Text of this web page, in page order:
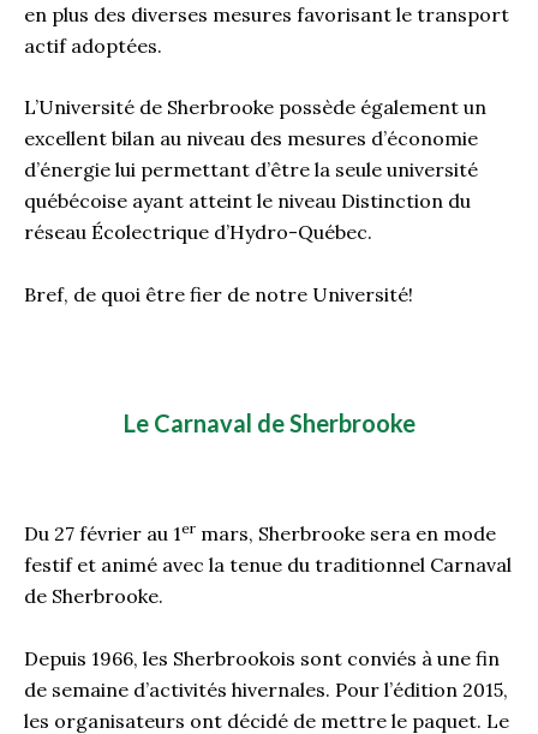
en plus des diverses mesures favorisant le transport
actif adoptées.
L’Université de Sherbrooke possède également un
excellent bilan au niveau des mesures d’économie
d’énergie lui permettant d’être la seule université
québécoise ayant atteint le niveau Distinction du
réseau Écolectrique d’Hydro-Québec.
Bref, de quoi être fier de notre Université!
Le Carnaval de Sherbrooke
Du 27 février au 1er mars, Sherbrooke sera en mode
festif et animé avec la tenue du traditionnel Carnaval
de Sherbrooke.
Depuis 1966, les Sherbrookois sont conviés à une fin
de semaine d’activités hivernales. Pour l’édition 2015,
les organisateurs ont décidé de mettre le paquet. Le